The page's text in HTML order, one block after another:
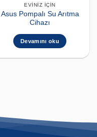
EVINIZ İÇIN
Asus Pompalı Su Arıtma
Cihazı
Devamını oku